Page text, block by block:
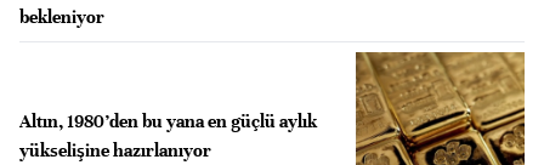
bekleniyor
Altın, 1980’den bu yana en güçlü aylık
yükselişine hazırlanıyor